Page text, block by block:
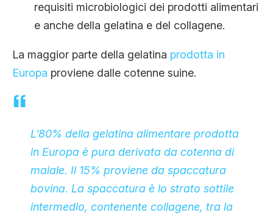
requisiti microbiologici dei prodotti alimentari
e anche della gelatina e del collagene.
La maggior parte della gelatina prodotta in
Europa proviene dalle cotenne suine.
L’80% della gelatina alimentare prodotta
in Europa è pura derivata da cotenna di
maiale. Il 15% proviene da spaccatura
bovina. La spaccatura è lo strato sottile
intermedio, contenente collagene, tra la